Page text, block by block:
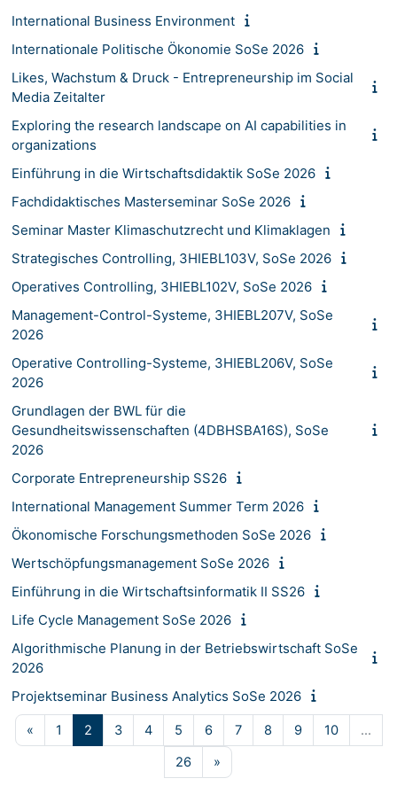
International Business Environment
Internationale Politische Ökonomie SoSe 2026
Likes, Wachstum & Druck - Entrepreneurship im Social
Media Zeitalter
Exploring the research landscape on AI capabilities in
organizations
Einführung in die Wirtschaftsdidaktik SoSe 2026
Fachdidaktisches Masterseminar SoSe 2026
Seminar Master Klimaschutzrecht und Klimaklagen
Strategisches Controlling, 3HIEBL103V, SoSe 2026
Operatives Controlling, 3HIEBL102V, SoSe 2026
Management-Control-Systeme, 3HIEBL207V, SoSe
2026
Operative Controlling-Systeme, 3HIEBL206V, SoSe
2026
Grundlagen der BWL für die
Gesundheitswissenschaften (4DBHSBA16S), SoSe
2026
Corporate Entrepreneurship SS26
International Management Summer Term 2026
Ökonomische Forschungsmethoden SoSe 2026
Wertschöpfungsmanagement SoSe 2026
Einführung in die Wirtschaftsinformatik II SS26
Life Cycle Management SoSe 2026
Algorithmische Planung in der Betriebswirtschaft SoSe
2026
Projektseminar Business Analytics SoSe 2026
«Vorherige Seite
1 Seite 1
2Seite 2
3Seite 3
4Seite 4
5Seite 5
6Seite 6
7Seite 7
8Seite 8
9Seite 9
10Seite 10
…
26Seite 26
»